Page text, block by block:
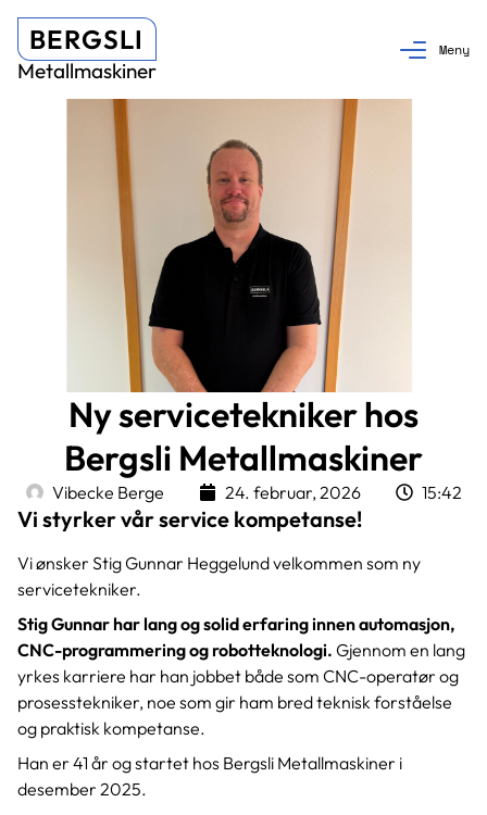
BERGSLI
Metallmaskiner
Ny servicetekniker hos
Bergsli Metallmaskiner
Vibecke Berge 24. februar, 2026 15:42
Vi styrker vår service kompetanse!
Vi ønsker Stig Gunnar Heggelund velkommen som ny
servicetekniker.
Stig Gunnar har lang og solid erfaring innen automasjon,
CNC-programmering og robotteknologi. Gjennom en lang
yrkes karriere har han jobbet både som CNC-operatør og
prosesstekniker, noe som gir ham bred teknisk forståelse
og praktisk kompetanse.
Han er 41 år og startet hos Bergsli Metallmaskiner i
desember 2025.